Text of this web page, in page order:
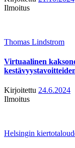
Ilmoitus
Thomas Lindstrom
Virtuaalinen
Kirjoitettu 24.6.2024
Ilmoitus
Helsingin